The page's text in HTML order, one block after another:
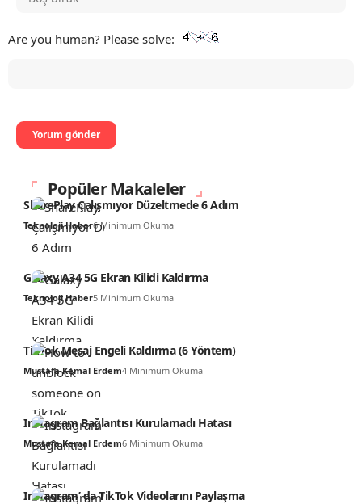
Are you human? Please solve:
Popüler Makaleler
SharePlay Çalışmıyor Düzeltmede 6 Adım
Teknoloji Haber6 Minimum Okuma
Galaxy A34 5G Ekran Kilidi Kaldırma
Teknoloji Haber5 Minimum Okuma
TikTok Mesaj Engeli Kaldırma (6 Yöntem)
Mustafa Kemal Erdem4 Minimum Okuma
Instagram Bağlantısı Kurulamadı Hatası
Mustafa Kemal Erdem6 Minimum Okuma
Instagram’ da TikTok Videolarını Paylaşma